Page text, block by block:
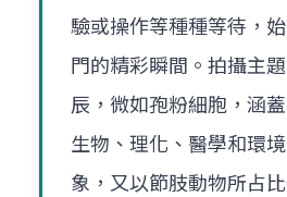
驗或操作等種種等待，
門的精彩瞬間。拍攝主
辰，微如孢粉細胞，涵
生物、理化、醫學和環
象，又以節肢動物所占